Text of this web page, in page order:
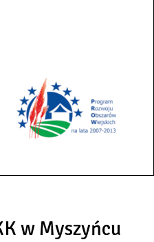
w Myszyńcu